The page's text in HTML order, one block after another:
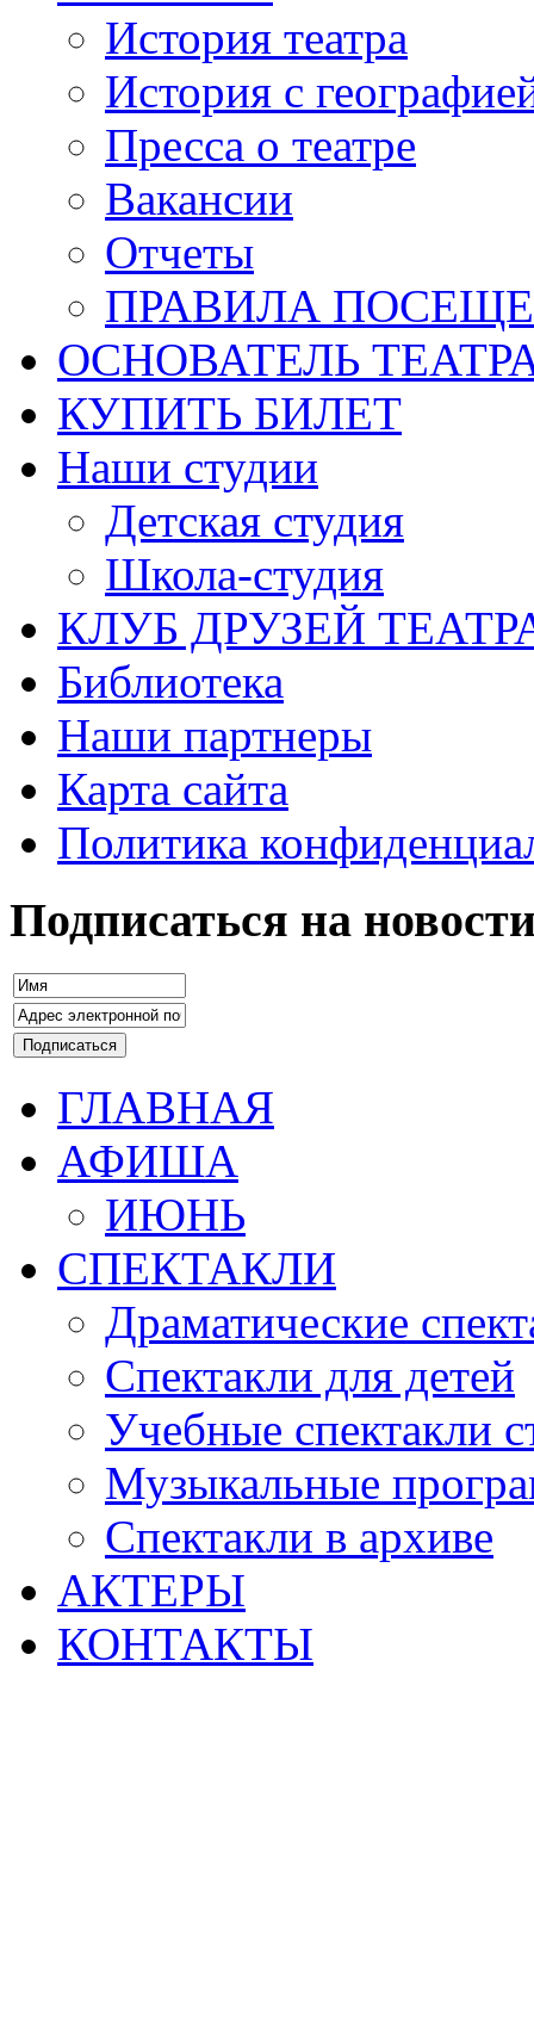
История театра
История с
Пресса о театре
Вакансии
Отчеты
ПРАВИЛА
ОСНОВАТЕЛЬ
КУПИТЬ БИЛЕТ
Наши студии
Детская студия
Школа-студия
КЛУБ ДРУЗЕЙ
Библиотека
Наши партнеры
Карта сайта
Политика
Подписаться на
ГЛАВНАЯ
АФИША
ИЮНЬ
СПЕКТАКЛИ
Драматические
Спектакли для детей
Учебные спектакли
Музыкальные
Спектакли в архиве
АКТЕРЫ
КОНТАКТЫ